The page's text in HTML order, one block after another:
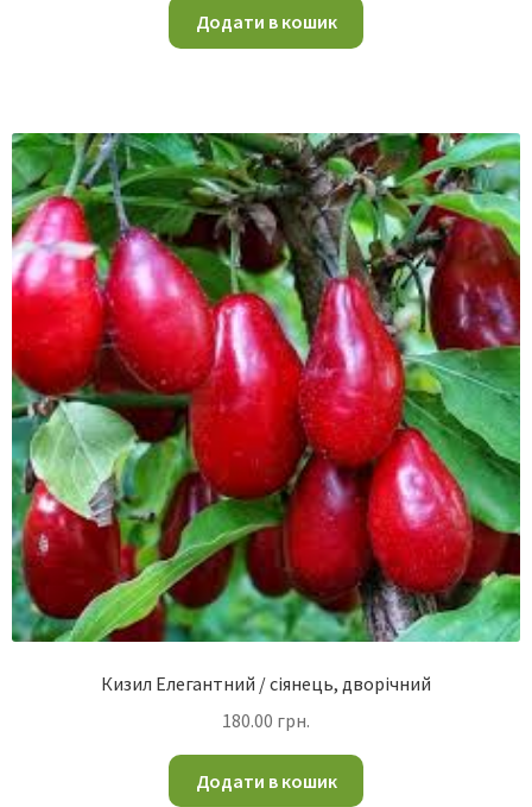
Додати в кошик
Кизил Елегантний / сіянець, дворічний
180.00 грн.
Додати в кошик